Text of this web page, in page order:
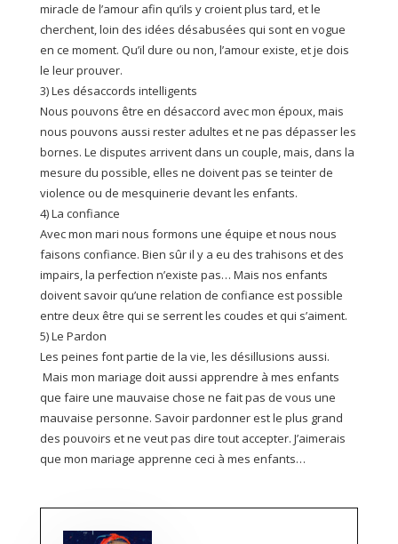
miracle de l’amour afin qu’ils y croient plus tard, et le
cherchent, loin des idées désabusées qui sont en vogue
en ce moment. Qu’il dure ou non, l’amour existe, et je dois
le leur prouver.
3) Les désaccords intelligents
Nous pouvons être en désaccord avec mon époux, mais
nous pouvons aussi rester adultes et ne pas dépasser les
bornes. Le disputes arrivent dans un couple, mais, dans la
mesure du possible, elles ne doivent pas se teinter de
violence ou de mesquinerie devant les enfants.
4) La confiance
Avec mon mari nous formons une équipe et nous nous
faisons confiance. Bien sûr il y a eu des trahisons et des
impairs, la perfection n’existe pas… Mais nos enfants
doivent savoir qu’une relation de confiance est possible
entre deux être qui se serrent les coudes et qui s’aiment.
5) Le Pardon
Les peines font partie de la vie, les désillusions aussi.
Mais mon mariage doit aussi apprendre à mes enfants
que faire une mauvaise chose ne fait pas de vous une
mauvaise personne. Savoir pardonner est le plus grand
des pouvoirs et ne veut pas dire tout accepter. J’aimerais
que mon mariage apprenne ceci à mes enfants…